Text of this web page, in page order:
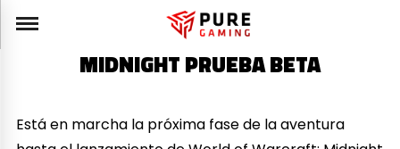
MIDNIGHT PRUEBA BETA
Está en marcha la próxima fase de la aventura